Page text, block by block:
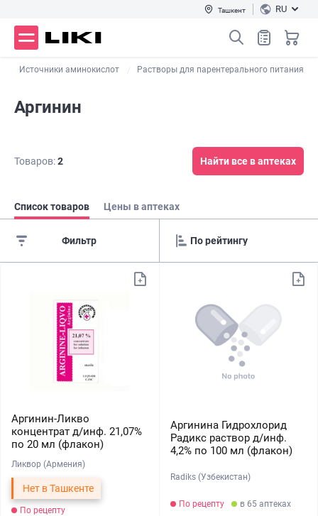
Ташкент RU
Источники аминокислот Растворы для парентерального питания
Аргинин
Товаров:2 Найти все в аптеках
Список товаров Цены в аптеках
Фильтр
Аргинин-Ликво
концентрат д/инф. 21,07%
по 20 мл (флакон)
Ликвор (Армения)
Нет в Ташкенте
По рецепту
Аргинина Гидрохлорид
Радикс раствор д/инф.
4,2% по 100 мл (флакон)
Radiks (Узбекистан)
По рецепту в 65 аптеках